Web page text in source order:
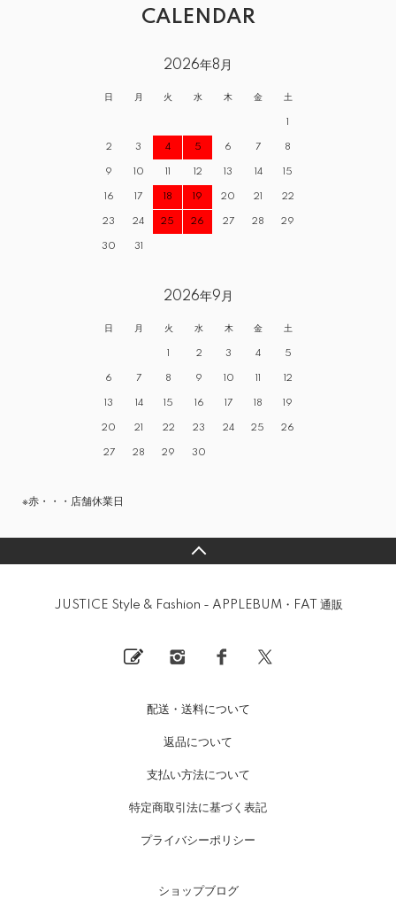
CALENDAR
2026年8月
日 月 火 水 木 金 土
1
2 3 4 5 6 7 8
9 10 11 12 13 14 15
16 17 18 19 20 21 22
23 24 25 26 27 28 29
30 31
2026年9月
日 月 火 水 木 金 土
1 2 3 4 5
6 7 8 9 10 11 12
13 14 15 16 17 18 19
20 21 22 23 24 25 26
27 28 29 30
※赤・・・店舗休業日
JUSTICE Style & Fashion - APPLEBUM・FAT 通販
配送・送料について
返品について
支払い方法について
特定商取引法に基づく表記
プライバシーポリシー
ショップブログ